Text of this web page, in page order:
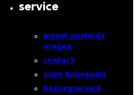
service
meest gestelde
vragen
contact
onze huisregels
bezorgservice